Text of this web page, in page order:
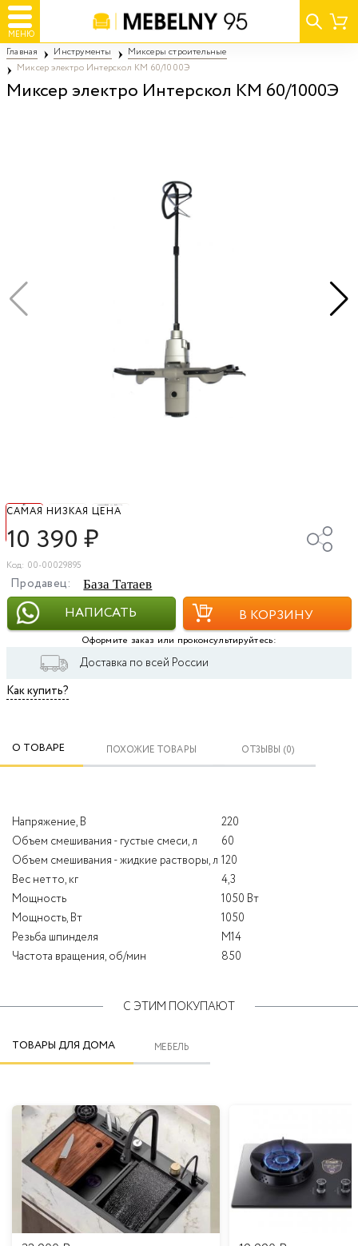
МЕНЮ
Главная Инструменты
Миксеры строительные
Миксер электро Интерскол КМ 60/1000Э
Миксер электро Интерскол КМ 60/1000Э
САМАЯ НИЗКАЯ ЦЕНА
10 390₽
Код: 00-00029895
Продавец: База Татаев
НАПИСАТЬ В КОРЗИНУ
Оформите заказ или проконсультируйтесь:
Доставка по всей России
Как купить?
О ТОВАРЕ ПОХОЖИЕ ТОВАРЫ ОТЗЫВЫ (0)
Напряжение, В
220
Объем смешивания - густые смеси, л
60
Объем смешивания - жидкие растворы, л 120
Вес нетто, кг
4,3
Мощность
1050 Вт
Мощность, Вт
1050
Резьба шпинделя
М14
Частота вращения, об/мин
850
С ЭТИМ ПОКУПАЮТ
ТОВАРЫ ДЛЯ ДОМА МЕБЕЛЬ